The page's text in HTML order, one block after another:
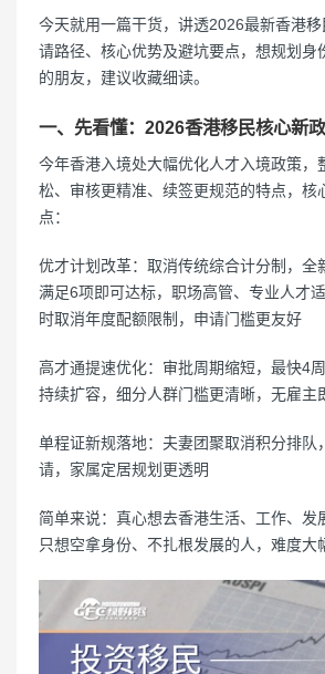
今天就用一篇干货，讲透2026最新香港
请路径、核心优势及避坑要点，想规划身
的朋友，建议收藏细读。
一、先看懂：2026香港移民核心新
今年香港入境处大幅优化人才入境政策，
松、审核更精准、续签更规范的特点，核
点：
优才计划改革：取消传统综合计分制，全
满足6项即可达标，职场高管、专业人才
时取消年度配额限制，申请门槛更友好
高才通提速优化：审批周期缩短，最快4
持续扩容，细分人群门槛更清晰，无雇主
单程证新规落地：夫妻团聚取消积分排队
请，家属定居规划更透明
简单来说：真心想去香港生活、工作、发
只想空拿身份、不扎根发展的人，难度大